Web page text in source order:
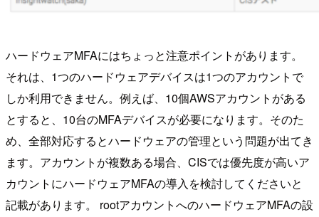
ハードウェアMFAにはちょっと注意ポイントがあります。
それは、1つのハードウェアデバイスは1つのアカウントで
しか利用できません。例えば、10個AWSアカウントがある
とすると、10台のMFAデバイスが必要になります。そのた
め、全部対応するとハードウェアの管理という問題が出てき
ます。アカウントが複数ある場合、CISでは優先度が高いア
カウントにハードウェアMFAの導入を検討してくださいと
記載があります。 rootアカウントへのハードウェアMFAの設